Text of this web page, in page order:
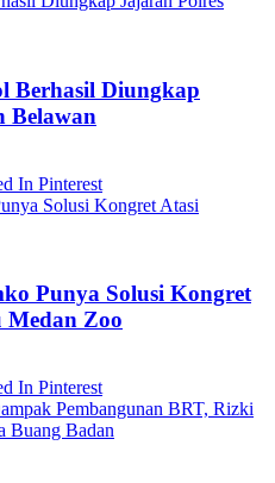
Berhasil Diungkap
Belawan
In Pinterest
Punya Solusi Kongret
Medan Zoo
In Pinterest